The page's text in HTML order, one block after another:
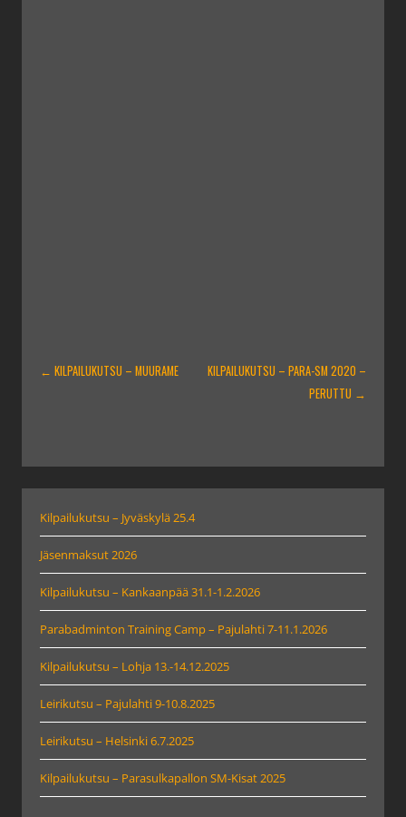
ARTIKKELIEN
← KILPAILUKUTSU – MUURAME
KILPAILUKUTSU – PARA-SM 2020 –
PERUTTU →
Kilpailukutsu – Jyväskylä 25.4
Jäsenmaksut 2026
Kilpailukutsu – Kankaanpää 31.1-1.2.2026
Parabadminton Training Camp – Pajulahti 7-11.1.2026
Kilpailukutsu – Lohja 13.-14.12.2025
Leirikutsu – Pajulahti 9-10.8.2025
Leirikutsu – Helsinki 6.7.2025
Kilpailukutsu – Parasulkapallon SM-Kisat 2025